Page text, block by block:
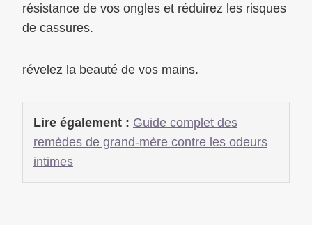
résistance de vos ongles et réduirez les risques
de cassures.
révelez la beauté de vos mains.
Lire également : Guide complet des
remèdes de grand-mère contre les odeurs
intimes